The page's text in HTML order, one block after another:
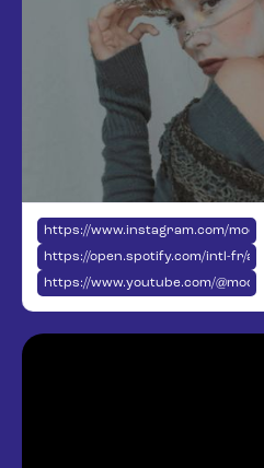
https://www.instagram.com/
https://open.spotify.com/intl-fr/
https://www.youtube.com/